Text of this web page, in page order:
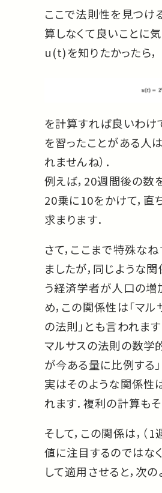
ここで法則性を見つけ
算しなくて良いことに気
u(t)を知りたかったら，
を計算すれば良いわけ
を習ったことがある人
れませんね）．
例えば，20週間後の数
20乗に10をかけて，
求まります．
さて，ここまで特殊な
ましたが，同じような
う経済学者が人口の増
め，この関係性は「マル
の法則」とも言われます
マルサスの法則の数学
が今ある量に比例する」
実はそのような関係性
れます．複利の計算もそ
そして，この関係は，
値に注目するのではな
して適用させると，次